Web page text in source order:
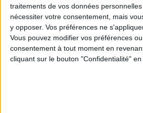
traitements de vos données
nécessiter votre consentement, mais
y opposer. Vos préférences ne
Vous pouvez modifier vos préférences
consentement à tout moment en
cliquant sur le bouton "Confidentialité" en
71e Congrès de l’ABF :